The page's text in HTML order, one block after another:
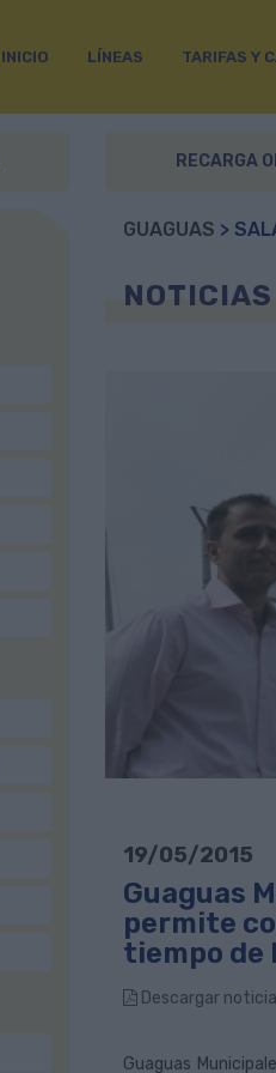
INICIO LÍNEAS TARIFAS Y
RECARGA
GUAGUAS >
NOTICIAS
19/05/2015
Guaguas
permite
tiempo de
Descargar noticia
Guaguas